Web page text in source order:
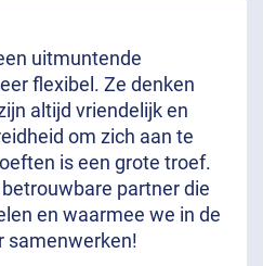
uitmuntende
flexibel. Ze denken
altijd vriendelijk en
om zich aan te
is een grote troef.
partner die
en waarmee we in de
samenwerken!